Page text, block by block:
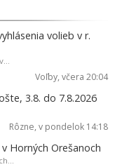
volieb v r.
Voľby, včera 20:04
3.8. do 7.8.2026
Rôzne, v pondelok 14:18
Horných Orešanoch